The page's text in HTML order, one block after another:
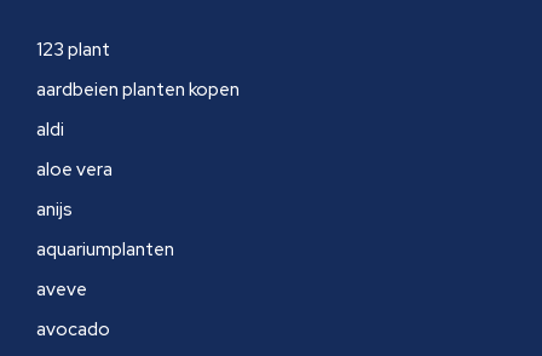
123 plant
aardbeien planten kopen
aldi
aloe vera
anijs
aquariumplanten
aveve
avocado